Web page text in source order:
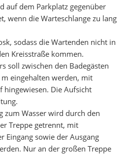
auf dem Parkplatz gegenüber
wenn die Warteschlange zu lang
sodass die Wartenden nicht in
Kreisstraße kommen.
soll zwischen den Badegästen
eingehalten werden, mit
hingewiesen. Die Aufsicht
zum Wasser wird durch den
Treppe getrennt, mit
Eingang sowie der Ausgang
Nur an der großen Treppe